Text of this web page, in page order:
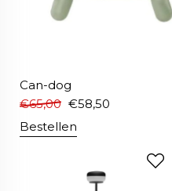
Can-dog
€65,00 €58,50
Bestellen